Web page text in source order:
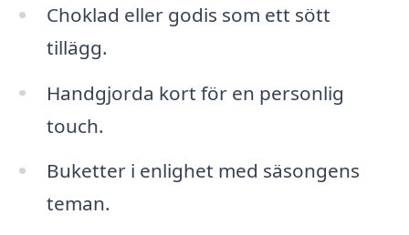
Choklad eller godis som ett sött
tillägg.
Handgjorda kort för en personlig
touch.
Buketter i enlighet med säsongens
teman.